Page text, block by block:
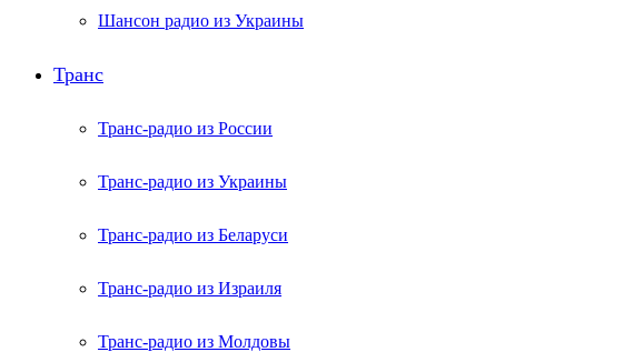
Шансон радио из Украины
Транс
Транс-радио из России
Транс-радио из Украины
Транс-радио из Беларуси
Транс-радио из Израиля
Транс-радио из Молдовы